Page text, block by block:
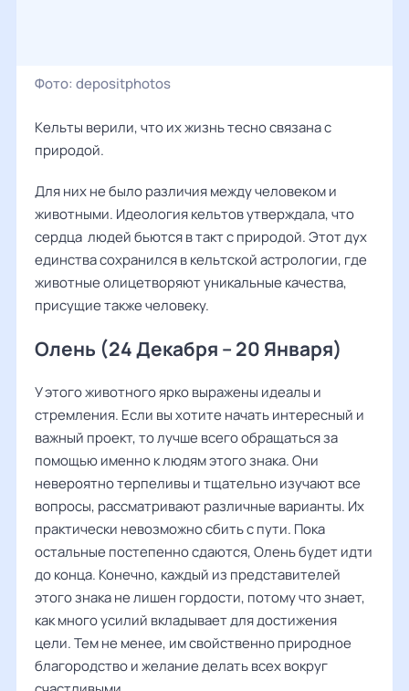
Фото: depositphotos
Кельты верили, что их жизнь тесно связана с
природой.
Для них не было различия между человеком и
животными. Идеология кельтов утверждала, что
сердца людей бьются в такт с природой. Этот дух
единства сохранился в кельтской астрологии, где
животные олицетворяют уникальные качества,
присущие также человеку.
Олень (24 Декабря – 20 Января)
У этого животного ярко выражены идеалы и
стремления. Если вы хотите начать интересный и
важный проект, то лучше всего обращаться за
помощью именно к людям этого знака. Они
невероятно терпеливы и тщательно изучают все
вопросы, рассматривают различные варианты. Их
практически невозможно сбить с пути. Пока
остальные постепенно сдаются, Олень будет идти
до конца. Конечно, каждый из представителей
этого знака не лишен гордости, потому что знает,
как много усилий вкладывает для достижения
цели. Тем не менее, им свойственно природное
благородство и желание делать всех вокруг